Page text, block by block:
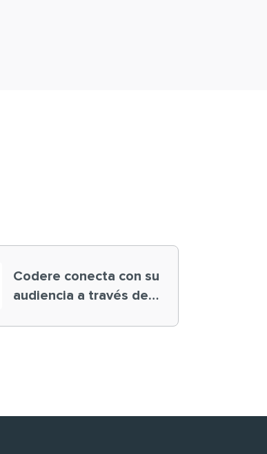
Codere conecta con su
audiencia a través de